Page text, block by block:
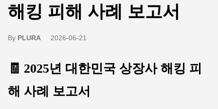
해킹 피해 사례 보고서
By PLURA 2026-06-21
🧾 2025년 대한민국 상장사 해킹 피
해 사례 보고서